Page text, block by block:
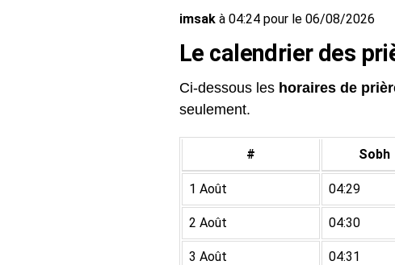
imsak à 04:24 pour le 06/08/2026
Le calendrier des
Ci-dessous les horaires de
seulement.
# Sobh
1 Août 04:29
2 Août 04:30
3 Août 04:31